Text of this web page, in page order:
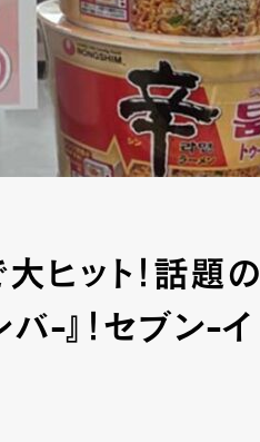
ヒット！話題の
-』！セブン-イ